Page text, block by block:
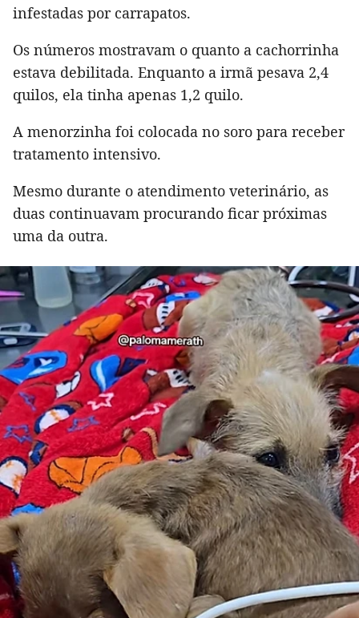
infestadas por carrapatos.
Os números mostravam o quanto a cachorrinha
estava debilitada. Enquanto a irmã pesava 2,4
quilos, ela tinha apenas 1,2 quilo.
A menorzinha foi colocada no soro para receber
tratamento intensivo.
Mesmo durante o atendimento veterinário, as
duas continuavam procurando ficar próximas
uma da outra.